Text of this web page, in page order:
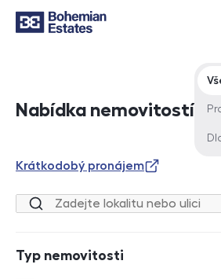
Nabídka nemovitostí
Krátkodobý pronájem
Lokalita nebo ulice
Typ nemovitosti